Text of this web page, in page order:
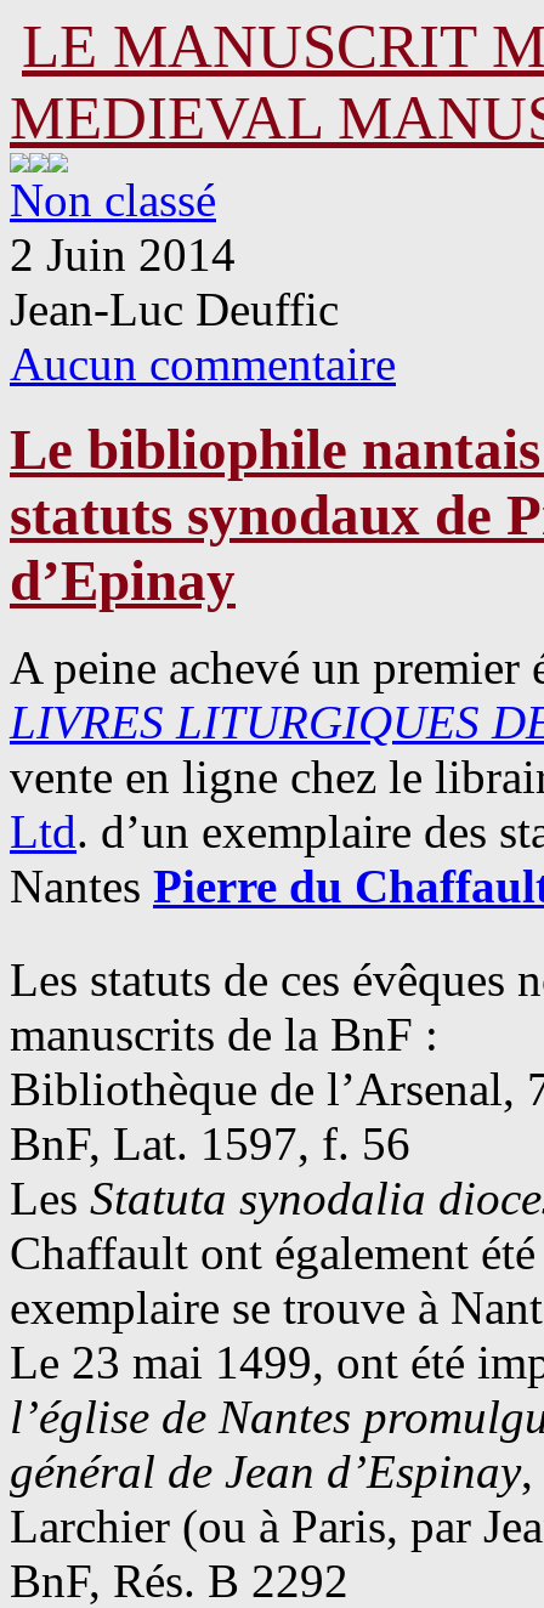
LE MANUSCRIT
MEDIEVAL
Non classé
2 Juin 2014
Jean-Luc Deuffic
Aucun commentaire
Le bibliophile
statuts synodaux de
d’Epinay
A peine achevé un premier
LIVRES LITURGIQUES
vente en ligne chez le
Ltd. d’un exemplaire des
Nantes Pierre du
Les statuts de ces évêques
manuscrits de la BnF :
Bibliothèque de l’Arsenal,
BnF, Lat. 1597, f. 56
Les Statuta synodalia
Chaffault ont également
exemplaire se trouve à
Le 23 mai 1499, ont été
l’église de Nantes
général de Jean d’Espinay,
Larchier (ou à Paris, par
BnF, Rés. B 2292